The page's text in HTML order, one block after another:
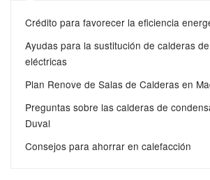
Crédito para favorecer la eficiencia
Ayudas para la sustitución de calderas
eléctricas
Plan Renove de Salas de Calderas en
Preguntas sobre las calderas de
Duval
Consejos para ahorrar en calefacción